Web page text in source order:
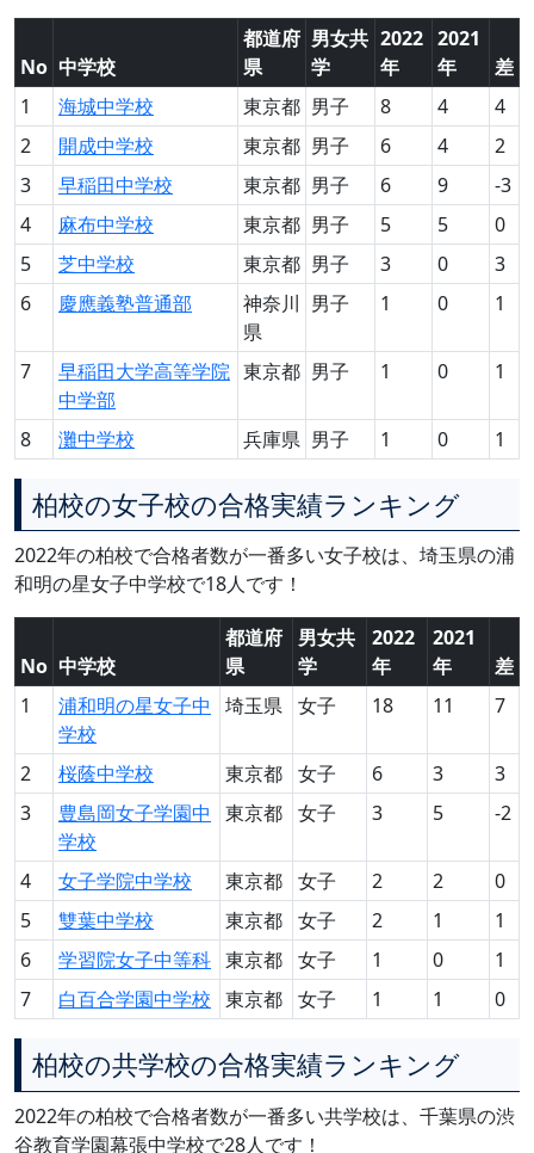
No 中学校
都道府
県
男女共
学
2022
年
2021
年
差
1
海城中学校 東京都 男子 8 4
4
2
開成中学校 東京都 男子 6 4
2
3
早稲田中学校 東京都 男子 6 9
-3
4
麻布中学校 東京都 男子 5 5
0
5
芝中学校 東京都 男子 3 0
3
6
慶應義塾普通部
神奈川
県
男子 1 0 1
7
早稲田大学高等学院
中学部
東京都 男子 1 0 1
8 灘中学校 兵庫県 男子 1 0 1
柏校の女子校の合格実績ランキング
2022年の柏校で合格者数が一番多い女子校は、埼玉県の浦
和明の星女子中学校で18人です！
No 中学校
都道府
県
男女共
学
2022
年
2021
年
差
1
浦和明の星女子中
学校
埼玉県 女子 18 11 7
2 桜蔭中学校 東京都 女子 6 3
3
3
豊島岡女子学園中
学校
東京都 女子 3 5 -2
4 女子学院中学校 東京都 女子 2 2
0
5
雙葉中学校 東京都 女子 2 1
1
6
学習院女子中等科 東京都 女子 1 0
1
7
白百合学園中学校 東京都 女子 1 1 0
柏校の共学校の合格実績ランキング
2022年の柏校で合格者数が一番多い共学校は、千葉県の渋
谷教育学園幕張中学校で28人です！